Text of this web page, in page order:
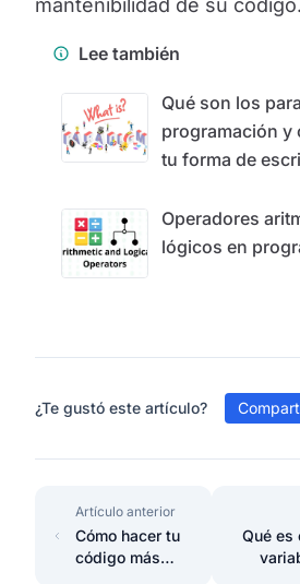
mantenibilidad de su código.
Lee también
Qué son los
programación y
tu forma de
Operadores
lógicos en
¿Te gustó este artículo?
Artículo anterior
Cómo hacer tu
código más
Qué es